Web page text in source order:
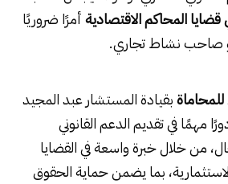
المحاكم الاقتصاديةأمرًا ضروريًا
صاحب نشاط تجاري.
بقيادة المستشار عبد المجيد
مهمًا في تقديم الدعم القانوني
من خلال خبرة واسعة في القضايا
بما يضمن حماية الحقوق